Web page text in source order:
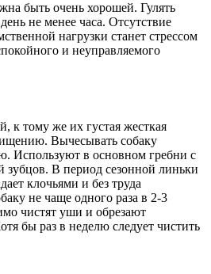
быть очень хорошей. Гулять
не менее часа. Отсутствие
нагрузки станет стрессом
и неуправляемого
к тому же их густая жесткая
Вычесывать собаку
Используют в основном гребни с
зубцов. В период сезонной линьки
клочьями и без труда
не чаще одного раза в 2-3
чистят уши и обрезают
бы раз в неделю следует чистить